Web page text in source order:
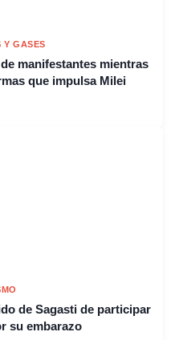
Y GASES
manifestantes mientras
que impulsa Milei
de Sagasti de participar
su embarazo